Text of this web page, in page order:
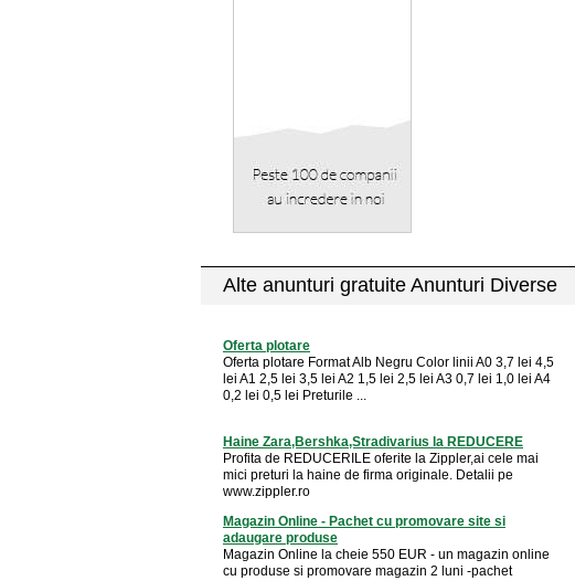
Alte anunturi gratuite Anunturi Diverse
Oferta plotare
Oferta plotare Format Alb Negru Color linii A0 3,7 lei 4,5
lei A1 2,5 lei 3,5 lei A2 1,5 lei 2,5 lei A3 0,7 lei 1,0 lei A4
0,2 lei 0,5 lei Preturile ...
Haine Zara,Bershka,Stradivarius la REDUCERE
Profita de REDUCERILE oferite la Zippler,ai cele mai
mici preturi la haine de firma originale. Detalii pe
www.zippler.ro
Magazin Online - Pachet cu promovare site si
adaugare produse
Magazin Online la cheie 550 EUR - un magazin online
cu produse si promovare magazin 2 luni -pachet